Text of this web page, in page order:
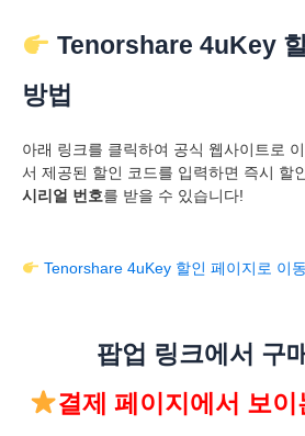
Tenorshare 4uKey
방법
아래 링크를 클릭하여 공식 웹사이트로
서 제공된 할인 코드를 입력하면 즉시 할
시리얼 번호를 받을 수 있습니다!
Tenorshare 4uKey 할인 페이지로 이동
팝업 링크에서 구
결제 페이지에서 보